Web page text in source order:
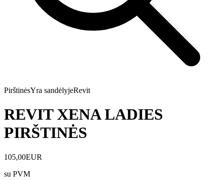
PirštinėsYra sandėlyjeRevit
REVIT XENA LADIES
PIRŠTINĖS
105,00EUR
su PVM